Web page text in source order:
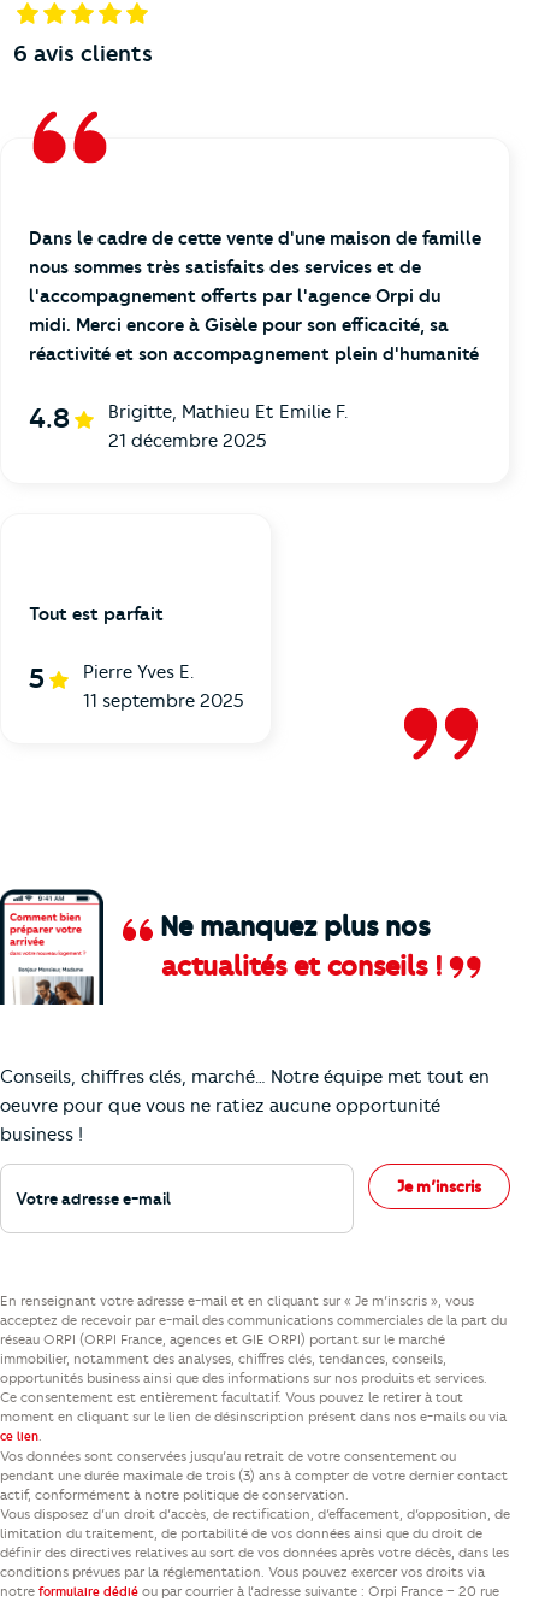
6 avis clients
Dans le cadre de cette vente d'une maison de famille
nous sommes très satisfaits des services et de
l'accompagnement offerts par l'agence Orpi du
midi. Merci encore à Gisèle pour son efficacité, sa
réactivité et son accompagnement plein d'humanité
4.8
Brigitte, Mathieu Et Emilie F.
21 décembre 2025
Tout est parfait
5
Pierre Yves E.
11 septembre 2025
Ne manquez plus nos
actualités et conseils !
Conseils, chiffres clés, marché… Notre équipe met tout en
oeuvre pour que vous ne ratiez aucune opportunité
business !
Votre adresse e-mail
Je m’inscris
En renseignant votre adresse e-mail et en cliquant sur « Je m’inscris », vous
acceptez de recevoir par e-mail des communications commerciales de la part du
réseau ORPI (ORPI France, agences et GIE ORPI) portant sur le marché
immobilier, notamment des analyses, chiffres clés, tendances, conseils,
opportunités business ainsi que des informations sur nos produits et services.
Ce consentement est entièrement facultatif. Vous pouvez le retirer à tout
moment en cliquant sur le lien de désinscription présent dans nos e-mails ou via
ce lien.
Vos données sont conservées jusqu’au retrait de votre consentement ou
pendant une durée maximale de trois (3) ans à compter de votre dernier contact
actif, conformément à notre politique de conservation.
Vous disposez d’un droit d’accès, de rectification, d’effacement, d’opposition, de
limitation du traitement, de portabilité de vos données ainsi que du droit de
définir des directives relatives au sort de vos données après votre décès, dans les
conditions prévues par la réglementation. Vous pouvez exercer vos droits via
notre formulaire dédié ou par courrier à l’adresse suivante : Orpi France – 20 rue